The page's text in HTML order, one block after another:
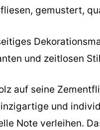
gemustert,
und zeitlosen
auf seine
und
Note verleihen.